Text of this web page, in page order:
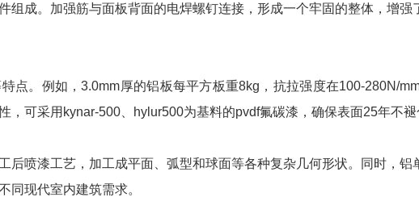
组成。加强筋与面板背面的电焊螺钉连接，形成一个牢固的整体，增强
点。例如，3.0mm厚的铝板每平方板重8kg，抗拉强度在100-280N/
，可采用kynar-500、hylur500为基料的pvdf氟碳漆，确保表面25年不
后喷漆工艺，加工成平面、弧型和球面等各种复杂几何形状。同时，铝
同现代室内建筑需求。